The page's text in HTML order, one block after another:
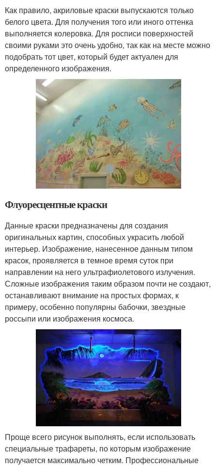
Как правило, акриловые краски выпускаются только
белого цвета. Для получения того или иного оттенка
выполняется колеровка. Для росписи поверхностей
своими руками это очень удобно, так как на месте можно
подобрать тот цвет, который будет актуален для
определенного изображения.
Флуоресцентные краски
Данные краски предназначены для создания
оригинальных картин, способных украсить любой
интерьер. Изображение, нанесенное данным типом
красок, проявляется в темное время суток при
направлении на него ультрафиолетового излучения.
Сложные изображения таким образом почти не создают,
останавливают внимание на простых формах, к
примеру, особенно популярны бабочки, звездные
россыпи или изображения космоса.
Проще всего рисунок выполнять, если использовать
специальные трафареты, по которым изображение
получается максимально четким. Профессиональные